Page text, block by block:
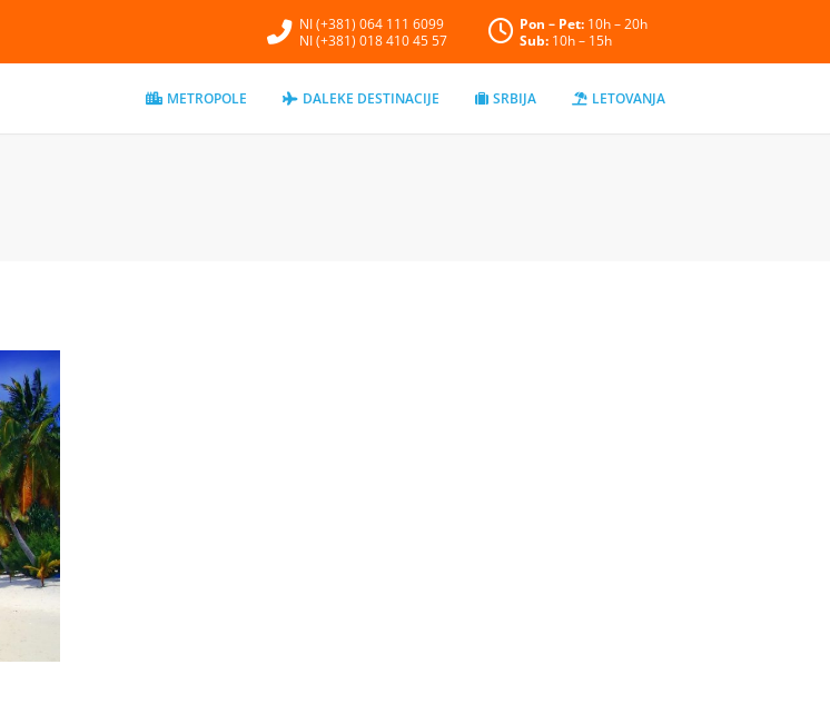
NI (+381) 064 111 6099
NI (+381) 018 410 45 57
Pon – Pet:10h – 20h
Sub:10h – 15h
METROPOLE DALEKE DESTINACIJE SRBIJA LETOVANJA